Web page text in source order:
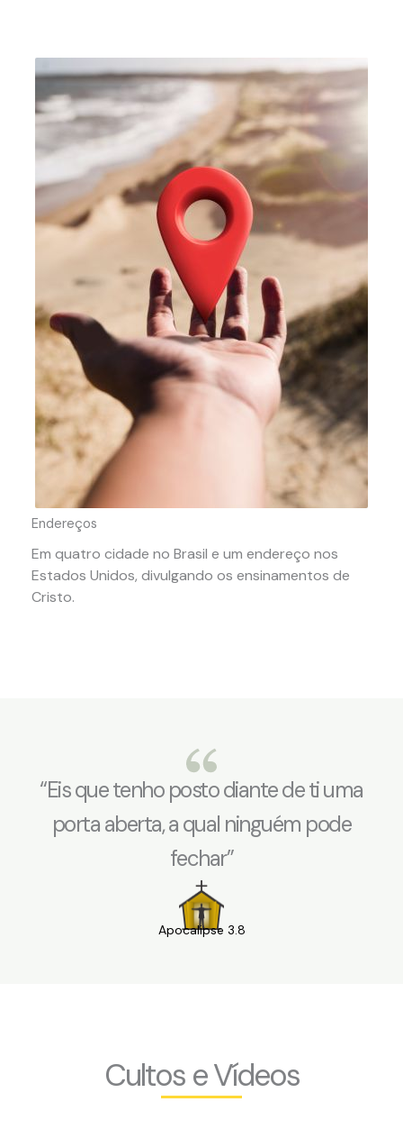
Endereços
Em quatro cidade no Brasil e um endereço nos
Estados Unidos, divulgando os ensinamentos de
Cristo.
“Eis que tenho posto diante de ti uma
porta aberta, a qual ninguém pode
fechar”
Apocalipse 3.8
Cultos e Vídeos